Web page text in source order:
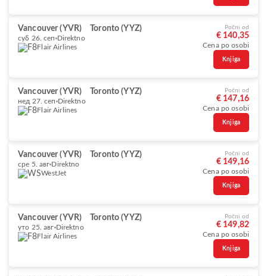
Vancouver (YVR) Toronto (YYZ)
суб 26. сеп Direktno
Flair Airlines
Počni od
€ 140,35
Cena po osobi
Knjiga
Vancouver (YVR) Toronto (YYZ)
нед 27. сеп Direktno
Flair Airlines
Počni od
€ 147,16
Cena po osobi
Knjiga
Vancouver (YVR) Toronto (YYZ)
сре 5. авг Direktno
WestJet
Počni od
€ 149,16
Cena po osobi
Knjiga
Vancouver (YVR) Toronto (YYZ)
уто 25. авг Direktno
Flair Airlines
Počni od
€ 149,82
Cena po osobi
Knjiga